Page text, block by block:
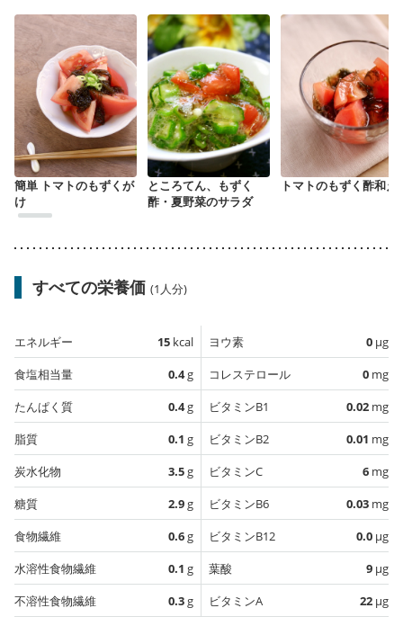
簡単 トマトのもずくが
け
ところてん、もずく
酢・夏野菜のサラダ
トマトのもずく酢和え
すべての栄養価 (1人分)
エネルギー 15 kcal
食塩相当量
0.4g
たんぱく質
0.4g
脂質
0.1 g
炭水化物
3.5g
糖質
2.9g
食物繊維
0.6g
水溶性食物繊維
0.1 g
不溶性食物繊維
0.3g
ヨウ素 0 µg
コレステロール
0 mg
ビタミンB1
0.02 mg
ビタミンB2
0.01 mg
ビタミンC
6 mg
ビタミンB6
0.03 mg
ビタミンB12
0.0 µg
葉酸
9 µg
ビタミンA
22 µg